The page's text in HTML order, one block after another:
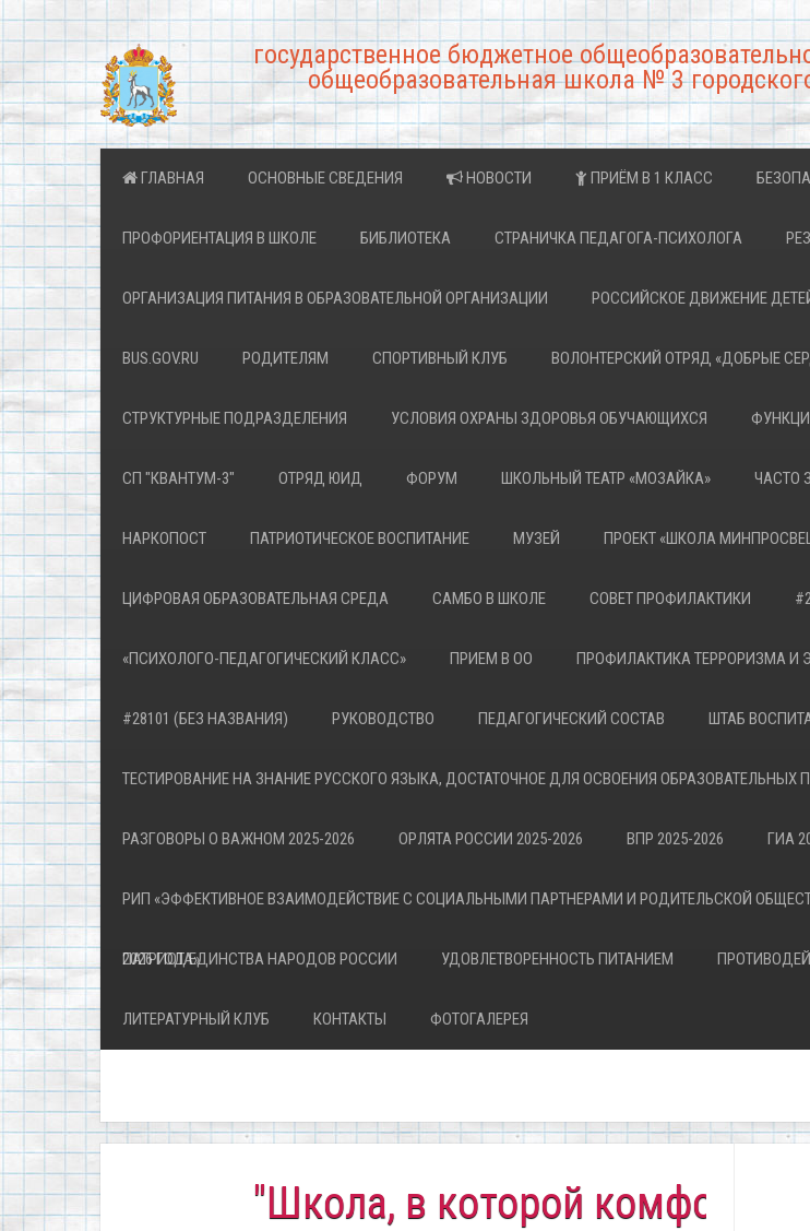
государственное бюджетное
общеобразовательная школа № 3
ГЛАВНАЯ ОСНОВНЫЕ СВЕДЕНИЯ НОВОСТИ ПРИЁМ В 1 КЛАСС
ПРОФОРИЕНТАЦИЯ В ШКОЛЕ БИБЛИОТЕКА СТРАНИЧКА ПЕДАГОГА-ПСИХОЛОГА
ОРГАНИЗАЦИЯ ПИТАНИЯ В ОБРАЗОВАТЕЛЬНОЙ ОРГАНИЗАЦИИ РОССИЙСКОЕ ДВИЖЕНИЕ
BUS.GOV.RU РОДИТЕЛЯМ СПОРТИВНЫЙ КЛУБ ВОЛОНТЕРСКИЙ ОТРЯД «ДОБРЫЕ
СТРУКТУРНЫЕ ПОДРАЗДЕЛЕНИЯ УСЛОВИЯ ОХРАНЫ ЗДОРОВЬЯ ОБУЧАЮЩИХСЯ
СП "КВАНТУМ-3" ОТРЯД ЮИД ФОРУМ ШКОЛЬНЫЙ ТЕАТР «МОЗАЙКА» ЧАСТО
НАРКОПОСТ ПАТРИОТИЧЕСКОЕ ВОСПИТАНИЕ МУЗЕЙ ПРОЕКТ «ШКОЛА
ЦИФРОВАЯ ОБРАЗОВАТЕЛЬНАЯ СРЕДА САМБО В ШКОЛЕ СОВЕТ ПРОФИЛАКТИКИ
«ПСИХОЛОГО-ПЕДАГОГИЧЕСКИЙ КЛАСС» ПРИЕМ В ОО ПРОФИЛАКТИКА ТЕРРОРИЗМА И
#28101 (БЕЗ НАЗВАНИЯ) РУКОВОДСТВО ПЕДАГОГИЧЕСКИЙ СОСТАВ ШТАБ
ТЕСТИРОВАНИЕ НА ЗНАНИЕ РУССКОГО ЯЗЫКА, ДОСТАТОЧНОЕ ДЛЯ ОСВОЕНИЯ ОБРАЗОВАТЕЛЬНЫХ
РАЗГОВОРЫ О ВАЖНОМ 2025-2026 ОРЛЯТА РОССИИ 2025-2026 ВПР 2025-2026 ГИА
РИП «ЭФФЕКТИВНОЕ ВЗАИМОДЕЙСТВИЕ С СОЦИАЛЬНЫМИ ПАРТНЕРАМИ И РОДИТЕЛЬСКОЙ
ПАТРИОТА»
2026 ГОД ЕДИНСТВА НАРОДОВ РОССИИ УДОВЛЕТВОРЕННОСТЬ ПИТАНИЕМ
ЛИТЕРАТУРНЫЙ КЛУБ КОНТАКТЫ ФОТОГАЛЕРЕЯ
"Школа, в которой комфортно всем!"